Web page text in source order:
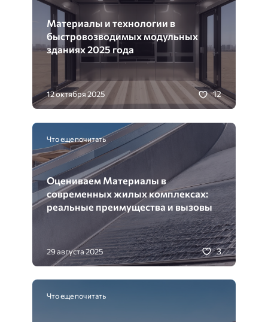
Материалы и технологии в
быстровозводимых модульных
зданиях 2025 года
12 октября 2025 12
Что еще почитать
Оцениваем Материалы в
современных жилых комплексах:
реальные преимущества и вызовы
29 августа 2025 3
Что еще почитать